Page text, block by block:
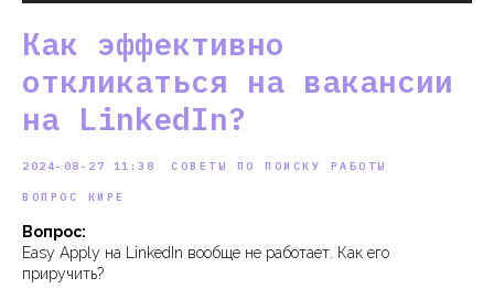
Как эффективно
откликаться на вакансии
на LinkedIn?
2024-08-27 11:38 СОВЕТЫ ПО ПОИСКУ РАБОТЫ
ВОПРОС КИРЕ
Вопрос:
Easy Apply на LinkedIn вообще не работает. Как его
приручить?